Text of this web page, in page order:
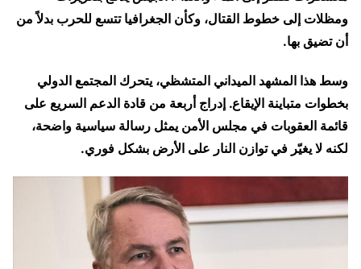
ومظلات إلى خطوط القتال، وكأن الجغرافيا تتسع للحرب بدلاً من
أن تضيق بها.
وسط هذا المشهد الميداني المتشظي، يتحرك المجتمع الدولي
بخطوات متباينة الإيقاع. إدراج أربعة من قادة الدعم السريع على
قائمة العقوبات في مجلس الأمن يمثل رسالة سياسية واضحة،
لكنه لا يغيّر في توازن النار على الأرض بشكل فوري.